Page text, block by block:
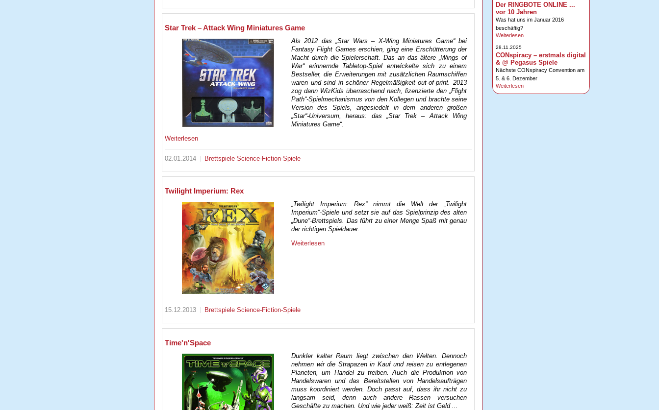
Star Trek – Attack Wing Miniatures Game
Als 2012 das „Star Wars – X-Wing Miniatures Game“ bei
Fantasy Flight Games erschien, ging eine Erschütterung der
Macht durch die Spielerschaft. Das an das ältere „Wings of
War“ erinnernde Tabletop-Spiel entwickelte sich zu einem
Bestseller, die Erweiterungen mit zusätzlichen Raumschiffen
waren und sind in schöner Regelmäßigkeit out-of-print. 2013
zog dann WizKids überraschend nach, lizenzierte den „Flight
Path“-Spielmechanismus von den Kollegen und brachte seine
Version des Spiels, angesiedelt in dem anderen großen
„Star“-Universum, heraus: das „Star Trek – Attack Wing
Miniatures Game“.
Weiterlesen
02.01.2014 Brettspiele Science-Fiction-Spiele
Twilight Imperium: Rex
„Twilight Imperium: Rex“ nimmt die Welt der „Twilight
Imperium“-Spiele und setzt sie auf das Spielprinzip des alten
„Dune“-Brettspiels. Das führt zu einer Menge Spaß mit genau
der richtigen Spieldauer.
Weiterlesen
15.12.2013 Brettspiele Science-Fiction-Spiele
Time'n'Space
Dunkler kalter Raum liegt zwischen den Welten. Dennoch
nehmen wir die Strapazen in Kauf und reisen zu entlegenen
Planeten, um Handel zu treiben. Auch die Produktion von
Handelswaren und das Bereitstellen von Handelsaufträgen
muss koordiniert werden. Doch passt auf, dass ihr nicht zu
langsam seid, denn auch andere Rassen versuchen
Geschäfte zu machen. Und wie jeder weiß: Zeit ist Geld ...
Der RINGBOTE ONLINE ...
vor 10 Jahren
Was hat uns im Januar 2016
beschäftig?
Weiterlesen
28.11.2025
CONspiracy – erstmals digital
& @ Pegasus Spiele
Nächste CONspiracy Convention am
5. & 6. Dezember
Weiterlesen